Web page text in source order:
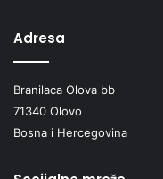
Adresa
Branilaca Olova bb
71340 Olovo
Bosna i Hercegovina